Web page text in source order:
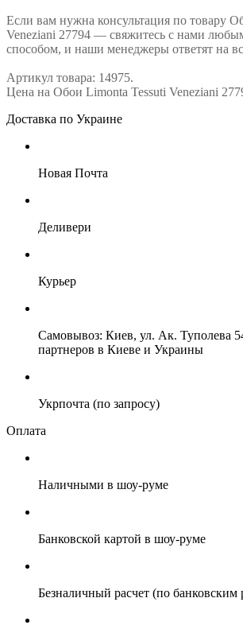
Если вам нужна консультация по товару
Veneziani 27794 — свяжитесь с нами
способом, и наши менеджеры ответят на
Артикул товара: 14975.
Цена на Обои Limonta Tessuti Veneziani
Доставка по Украине
Новая Почта
Деливери
Курьер
Самовывоз: Киев, ул. Ак. Туполева
партнеров в Киеве и Украины
Укрпочта (по запросу)
Оплата
Наличными в шоу-руме
Банковской картой в шоу-руме
Безналичный расчет (по банковским